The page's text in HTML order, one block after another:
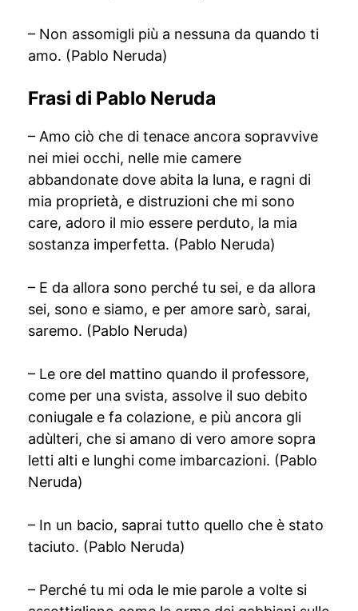
– Non assomigli più a nessuna da quando ti
amo. (Pablo Neruda)
Frasi di Pablo Neruda
– Amo ciò che di tenace ancora sopravvive
nei miei occhi, nelle mie camere
abbandonate dove abita la luna, e ragni di
mia proprietà, e distruzioni che mi sono
care, adoro il mio essere perduto, la mia
sostanza imperfetta. (Pablo Neruda)
– E da allora sono perché tu sei, e da allora
sei, sono e siamo, e per amore sarò, sarai,
saremo. (Pablo Neruda)
– Le ore del mattino quando il professore,
come per una svista, assolve il suo debito
coniugale e fa colazione, e più ancora gli
adùlteri, che si amano di vero amore sopra
letti alti e lunghi come imbarcazioni. (Pablo
Neruda)
– In un bacio, saprai tutto quello che è stato
taciuto. (Pablo Neruda)
– Perché tu mi oda le mie parole a volte si